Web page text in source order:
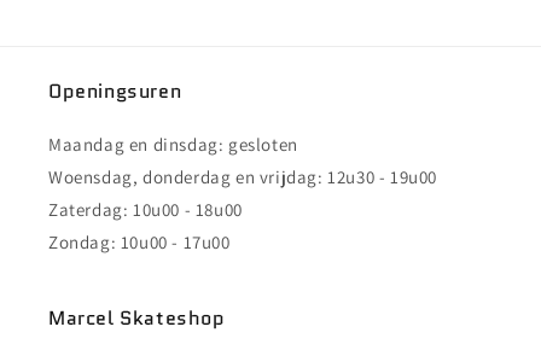
Openingsuren
Maandag en dinsdag: gesloten
Woensdag, donderdag en vrijdag: 12u30 - 19u00
Zaterdag: 10u00 - 18u00
Zondag: 10u00 - 17u00
Marcel Skateshop